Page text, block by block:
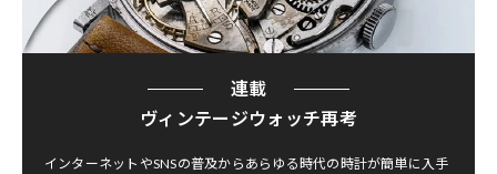
連載
ヴィンテージウォッチ再考
インターネットやSNSの普及からあらゆる時代の時計が簡単に入手